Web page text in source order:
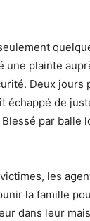
une plainte
Deux jours
échappé de
par balle
les
la famille
dans leur